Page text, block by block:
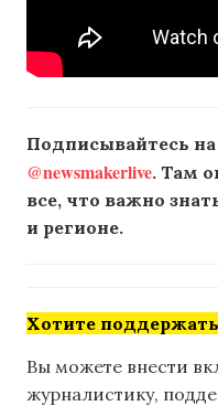
Подписывайтесь
@newsmakerlive. Там
все, что важно
и регионе.
Хотите
Вы можете внести
журналистику,